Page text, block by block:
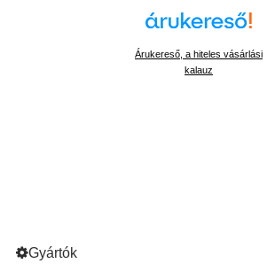
Árukereső, a hiteles vásárlási
kalauz
Gyártók